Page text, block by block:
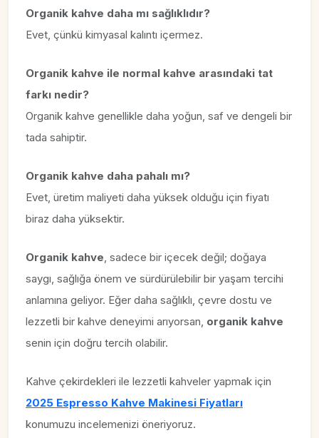
Organik kahve daha mı sağlıklıdır?
Evet, çünkü kimyasal kalıntı içermez.
Organik kahve ile normal kahve arasındaki tat
farkı nedir?
Organik kahve genellikle daha yoğun, saf ve dengeli bir
tada sahiptir.
Organik kahve daha pahalı mı?
Evet, üretim maliyeti daha yüksek olduğu için fiyatı
biraz daha yüksektir.
Organik kahve , sadece bir içecek değil; doğaya
saygı, sağlığa önem ve sürdürülebilir bir yaşam tercihi
anlamına geliyor. Eğer daha sağlıklı, çevre dostu ve
lezzetli bir kahve deneyimi arıyorsan, organik kahve
senin için doğru tercih olabilir.
Kahve çekirdekleri ile lezzetli kahveler yapmak için
2025 Espresso Kahve Makinesi Fiyatları
konumuzu incelemenizi öneriyoruz.